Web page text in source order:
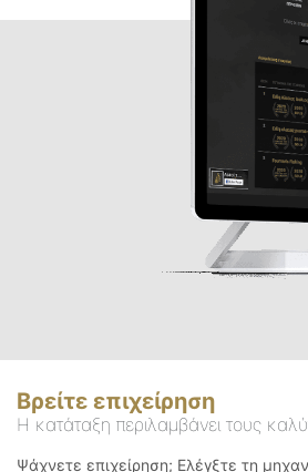
Βρείτε επιχείρηση
Η κατάταξη περιλαμβάνει τους
Ψάχνετε επιχείρηση; Ελέγξτε τη